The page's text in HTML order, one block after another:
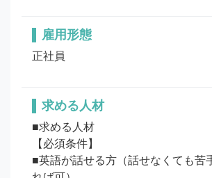
雇用形態
正社員
求める人材
■求める人材
【必須条件】
■英語が話せる方（話せなくても苦